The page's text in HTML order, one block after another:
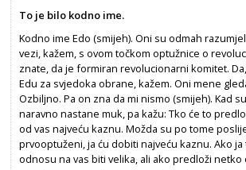
To je bilo kodno ime.
Kodno ime Edo (smijeh). Oni su odmah
vezi, kažem, s ovom točkom optužnice o
znate, da je formiran revolucionarni komitet.
Edu za svjedoka obrane, kažem. Oni mene
Ozbiljno. Pa on zna da mi nismo (smijeh). Kad
naravno nastane muk, pa kažu: Tko će to
od vas najveću kaznu. Možda su po tome
prvooptuženi, ja ću dobiti najveću kaznu. Ako
odnosu na vas biti velika, ali ako predloži